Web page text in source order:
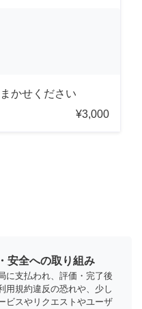
かせください
¥3,000
安全への取り組み
に支払われ、評価・完了後
用規約違反の恐れや、少し
ビスやリクエストやユーザ